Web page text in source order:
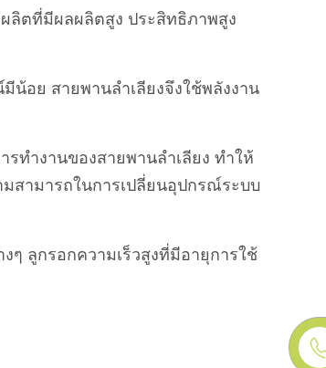
ลิตที่มีผลผลิตสูง ประสิทธิภาพสูง
น้อย สายพานลำเลียงจึงใช้พลังงาน
รทำงานของสายพานลำเลียง ทำให้
สามารถในการเปลี่ยนอุปกรณ์ระบบ
ลูกรอกความเร็วสูงที่มีอายุการใช้